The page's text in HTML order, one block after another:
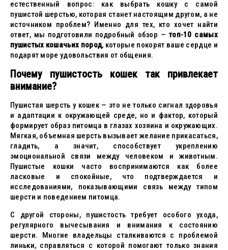
естественный вопрос: как выбрать кошку с самой
пушистой шерстью, которая станет настоящим другом, а не
источником проблем? Именно для тех, кто хочет найти
ответ, мы подготовили подробный обзор — топ-10 самых
пушистых кошачьих пород, которые покорят ваше сердце и
подарят море удовольствия от общения.
Почему пушистость кошек так привлекает
внимание?
Пушистая шерсть у кошек — это не только сигнал здоровья
и адаптации к окружающей среде, но и фактор, который
формирует образ питомца в глазах хозяина и окружающих.
Мягкая, объемная шерсть вызывает желание прикасаться,
гладить, а значит, способствует укреплению
эмоциональной связи между человеком и животным.
Пушистые кошки часто воспринимаются как более
ласковые и спокойные, что подтверждается и
исследованиями, показывающими связь между типом
шерсти и поведением питомца.
С другой стороны, пушистость требует особого ухода,
регулярного вычесывания и внимания к состоянию
шерсти. Многие владельцы сталкиваются с проблемой
линьки, справляться с которой помогают только знания